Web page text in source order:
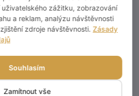
zážitku, zobrazování
a reklam, analýzu návštěvnosti
zdroje návštěvnosti. Zásady
Souhlasím
Zamítnout vše